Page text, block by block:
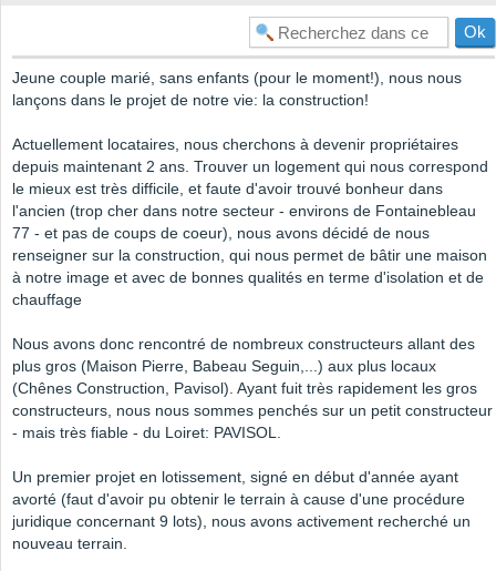
Jeune couple marié, sans enfants (pour le moment!), nous nous
lançons dans le projet de notre vie: la construction!
Actuellement locataires, nous cherchons à devenir propriétaires
depuis maintenant 2 ans. Trouver un logement qui nous correspond
le mieux est très difficile, et faute d'avoir trouvé bonheur dans
l'ancien (trop cher dans notre secteur - environs de Fontainebleau
77 - et pas de coups de coeur), nous avons décidé de nous
renseigner sur la construction, qui nous permet de bâtir une maison
à notre image et avec de bonnes qualités en terme d'isolation et de
chauffage
Nous avons donc rencontré de nombreux constructeurs allant des
plus gros (Maison Pierre, Babeau Seguin,...) aux plus locaux
(Chênes Construction, Pavisol). Ayant fuit très rapidement les gros
constructeurs, nous nous sommes penchés sur un petit constructeur
- mais très fiable - du Loiret: PAVISOL.
Un premier projet en lotissement, signé en début d'année ayant
avorté (faut d'avoir pu obtenir le terrain à cause d'une procédure
juridique concernant 9 lots), nous avons activement recherché un
nouveau terrain.